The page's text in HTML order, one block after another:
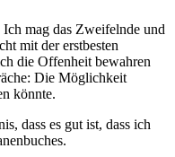
mag das Zweifelnde und
mit der erstbesten
die Offenheit bewahren
Die Möglichkeit
könnte.
dass es gut ist, dass ich